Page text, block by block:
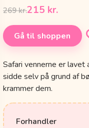
269 kr.215 kr.
Gå til shoppen
Safari vennerne er
sidde selv på grund af
krammer dem.
Forhandler